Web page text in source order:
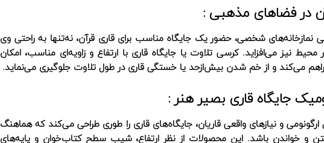
در فضاهای مذهبی :
نمازخانه‌های شخصی، حضور یک جایگاه مناسب برای قاری قرآن، نه‌تنها به راحتی وی
نیز می‌افزاید. کرسی تلاوت یا جایگاه قاری با ارتفاع و زاویه‌ای مناسب، امکان
فراهم می‌کند و از خم شدن بیش‌ازحد یا خستگی قاری در طول تلاوت جلوگیری می‌نماید.
جایگاه قاری بصیر هنر :
و نیازهای واقعی قاریان، جایگاه‌های قاری را طوری طراحی می‌کند که هماهنگ
و خواندن باشد. این محصولات از نظر ارتفاع، شیب سطح کتاب‌خوان و پایه‌های